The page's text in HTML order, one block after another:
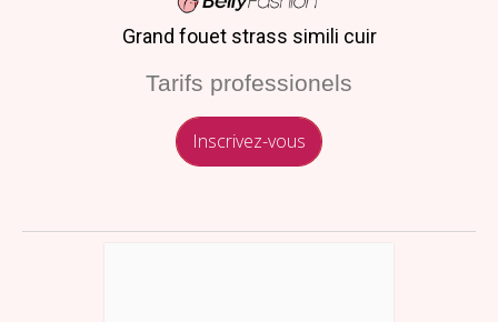
Grand fouet strass simili cuir
Tarifs professionels
Inscrivez-vous